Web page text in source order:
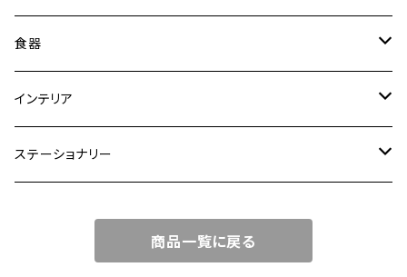
トートバッグ
ショルダーバッグ
ワンハンドルバッグ
食器
大皿
中皿
インテリア
花瓶・フラワーベース
ステーショナリー
マガジンカバー
商品一覧に戻る